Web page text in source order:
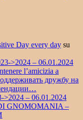
Day every day su
>2024 – 06.01.2024
l’amicizia a
дружбу на
– 06.01.2024
GNOMOMANIA –